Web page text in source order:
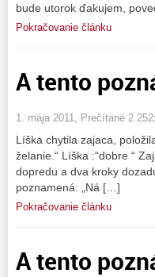
bude utorok ďakujem,
Pokračovanie článku
A tento
1. mája 2011, Prečítané 2
Líška chytila zajaca,
želanie.“ Líška :“dobre “
dopredu a dva kroky
poznamená: „Ná […]
Pokračovanie článku
A tento